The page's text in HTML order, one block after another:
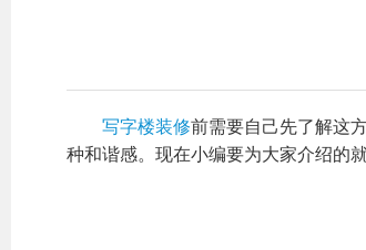
写字楼装修前需要自己先了解这
种和谐感。现在小编要为大家介绍的